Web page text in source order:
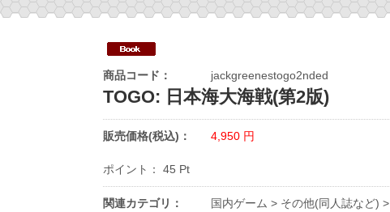
商品コード： jackgreenestogo2nded
TOGO: 日本海大海戦(第2版)
販売価格(税込)： 4,950 円
ポイント： 45 Pt
関連カテゴリ： 国内ゲーム > その他(同人誌など) >